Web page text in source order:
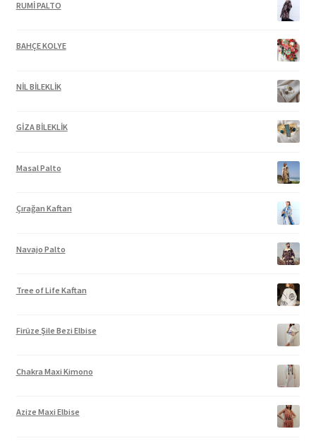
RUMİ PALTO
BAHÇE KOLYE
NİL BİLEKLİK
GİZA BİLEKLİK
Masal Palto
Çırağan Kaftan
Navajo Palto
Tree of Life Kaftan
Firüze Şile Bezi Elbise
Chakra Maxi Kimono
Azize Maxi Elbise